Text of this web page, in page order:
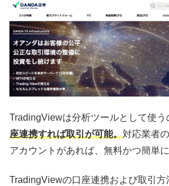
TradingViewは分析ツールとして使う
座連携すれば取引が可能。対応業者
アカウントがあれば、無料かつ簡単
TradingViewの口座連携および取引方